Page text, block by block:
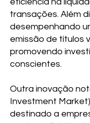
transações. Além
desempenhando
emissão de títulos
promovendo
conscientes.
Outra inovação
Investment
destinado a